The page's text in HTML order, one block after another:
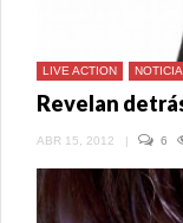
LIVE ACTION
ABR 15, 2012 | 6